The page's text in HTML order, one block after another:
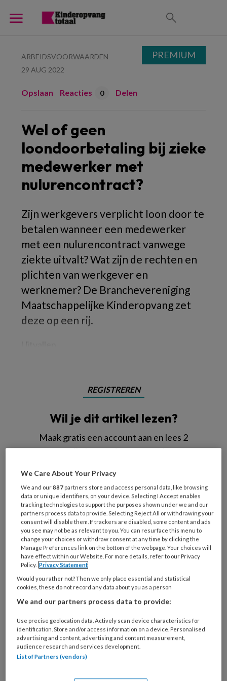
ARBEIDSVOORWAARDEN
29 AUG 2022
Opslaan Reacties 0 Delen
Wel of geen
loondoorbetaling bij zieke
medewerker met
nulurencontract?
Zijn werkgevers verplicht loon door te
betalen wanneer een medewerker
met een nulurencontract vanwege
ziekte uitvalt? Wat zijn de rechten en
plichten van werkgever en
werknemer? De Branchevereniging
Maatschappelijke Kinderopvang zet
deze op een rij.
REGISTREREN
Wil je dit artikel lezen?
Maak gratis een account aan en lees 2
artikelen gratis per maand
Al een account of abonnement?
Wat
is
je
e-
mailadres?
* *
Kies
je
wachtwoord*
Kies
je
Bij
welke
organisatie
werk
PREMIUM
We Care About Your Privacy
We and our887 partners store and access personal data, like browsing
data or unique identifiers, on your device. Selecting I Accept enables
tracking technologies to support the purposes shown under we and our
partners process data to provide. Selecting Reject All or withdrawing your
consent will disable them. If trackers are disabled, some content and ads
you see may not be as relevant to you. You can resurface this menu to
change your choices or withdraw consent at any time by clicking the
Manage Preferences link on the bottom of the webpage. Your choices will
have effect within our Website. For more details, refer to our Privacy
Policy. Privacy Statement
Would you rather not? Then we only place essential and statistical
cookies, these do not record any data about you as a person
We and our partners process data to provide:
Use precise geolocation data. Actively scan device characteristics for
identification. Store and/or access information on a device. Personalised
advertising and content, advertising and content measurement,
audience research and services development.
List of Partners (vendors)